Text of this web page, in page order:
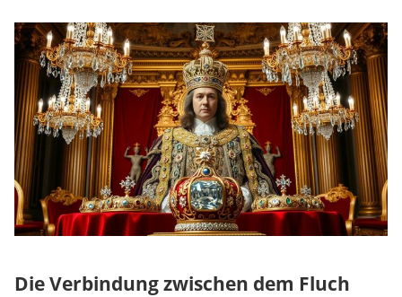
Die Verbindung zwischen dem Fluch